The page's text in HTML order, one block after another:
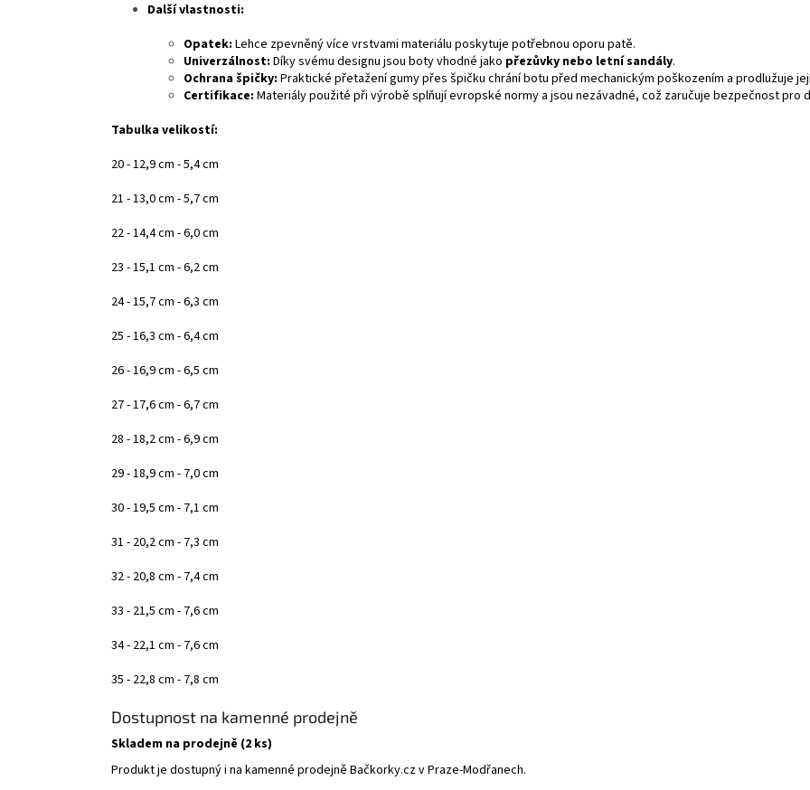
Další vlastnosti:
Opatek: Lehce zpevněný více vrstvami materiálu poskytuje potřebnou oporu patě.
Univerzálnost: Díky svému designu jsou boty vhodné jako přezůvky nebo letní sandály.
Ochrana špičky: Praktické přetažení gumy přes špičku chrání botu před mechanickým poškozením a prodlužuje
Certifikace: Materiály použité při výrobě splňují evropské normy a jsou nezávadné, což zaručuje bezpečnost pro
Tabulka velikostí:
20 - 12,9 cm - 5,4 cm
21 - 13,0 cm - 5,7 cm
22 - 14,4 cm - 6,0 cm
23 - 15,1 cm - 6,2 cm
24 - 15,7 cm - 6,3 cm
25 - 16,3 cm - 6,4 cm
26 - 16,9 cm - 6,5 cm
27 - 17,6 cm - 6,7 cm
28 - 18,2 cm - 6,9 cm
29 - 18,9 cm - 7,0 cm
30 - 19,5 cm - 7,1 cm
31 - 20,2 cm - 7,3 cm
32 - 20,8 cm - 7,4 cm
33 - 21,5 cm - 7,6 cm
34 - 22,1 cm - 7,6 cm
35 - 22,8 cm - 7,8 cm
Dostupnost na kamenné prodejně
Skladem na prodejně (2 ks)
Produkt je dostupný i na kamenné prodejně Bačkorky.cz v Praze-Modřanech.